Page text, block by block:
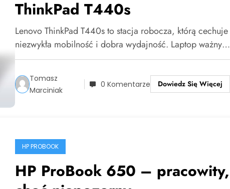
ThinkPad T440s
Lenovo ThinkPad T440s to stacja robocza, którą cechuje
niezwykła mobilność i dobra wydajność. Laptop ważny…
Tomasz
Marciniak
0 Komentarze Dowiedz Się Więcej
HP PROBOOK
HP ProBook 650 – pracowity,